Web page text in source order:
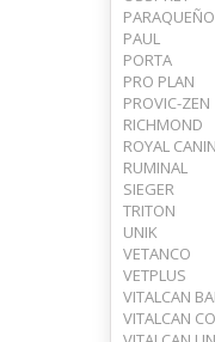
PAUL
PORTA
PRO PLAN
PROVIC-ZEN
RICHMOND
ROYAL CANIN
RUMINAL
SIEGER
TRITON
UNIK
VETANCO
VETPLUS
VITALCAN
VITALCAN